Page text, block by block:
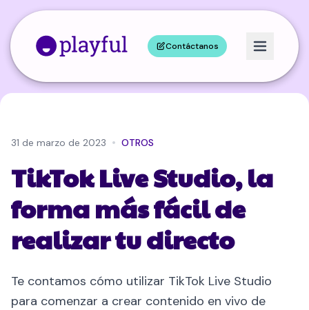
Contáctanos
31 de marzo de 2023 • OTROS
TikTok Live Studio, la
forma más fácil de
realizar tu directo
Te contamos cómo utilizar TikTok Live Studio
para comenzar a crear contenido en vivo de